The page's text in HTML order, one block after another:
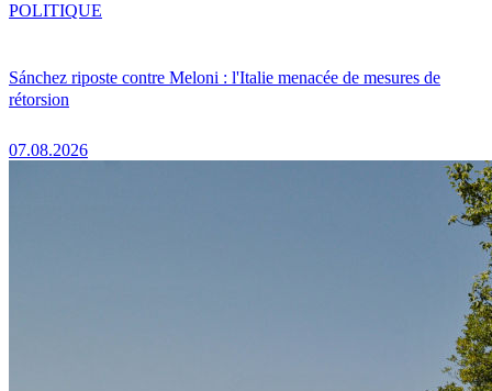
Sánchez riposte contre Meloni : l'Italie menacée de mesures de
rétorsion
07.08.2026
POLITIQUE